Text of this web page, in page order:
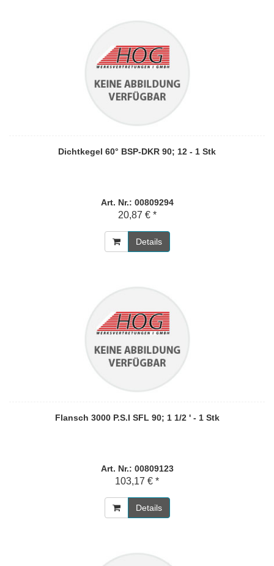
Dichtkegel 60° BSP-DKR 90; 12 - 1 Stk
Art. Nr.: 00809294
20,87 € *
Details
Flansch 3000 P.S.I SFL 90; 1 1/2 ' - 1 Stk
Art. Nr.: 00809123
103,17 € *
Details